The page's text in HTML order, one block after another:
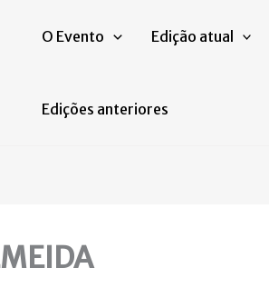
O Evento Edição atual
Edições anteriores